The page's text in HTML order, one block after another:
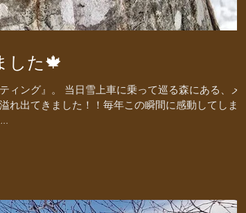
した🍁
ング』。 当日雪上車に乗って巡る森にある、メイ
出てきました！！毎年この瞬間に感動してしまい